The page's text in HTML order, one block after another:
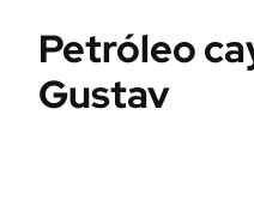
Campo
FINANZAS
Petróleo
Gustav